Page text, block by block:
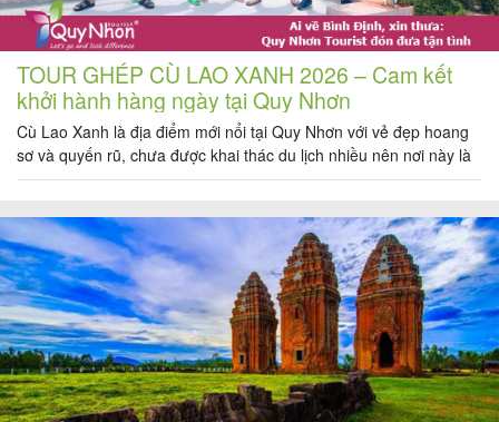
TOUR GHÉP CÙ LAO XANH 2026 – Cam kết
khởi hành hàng ngày tại Quy Nhơn
Cù Lao Xanh là địa điểm mới nổi tại Quy Nhơn với vẻ đẹp hoang
sơ và quyến rũ, chưa được khai thác du lịch nhiều nên nơi này là
điểm đến rất thú vị cho du khách đặc biệt là những du khách thích